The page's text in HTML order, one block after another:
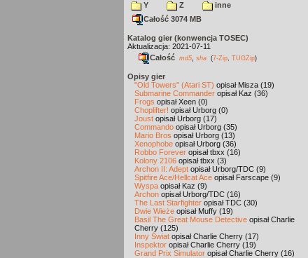
Y
Z
inne
Całość 3074 MB
Katalog gier (konwencja TOSEC)
Aktualizacja: 2021-07-11
Całość md5 sha (7-Zip TUGZip)
Opisy gier
"Old Towers" (Atari ST) opisał Misza (19)
Submarine Commander opisał Kaz (36)
Frogs opisał Xeen (0)
Choplifter! opisał Urborg (0)
Joust opisał Urborg (17)
Commando opisał Urborg (35)
Mario Bros opisał Urborg (13)
Xenophobe opisał Urborg (36)
Robbo Forever opisał tbxx (16)
Kolony 2106 opisał tbxx (3)
Archon II: Adept opisał Urborg/TDC (9)
Spitfire Ace/Hellcat Ace opisał Farscape (9)
Wyspa opisał Kaz (9)
Archon opisał Urborg/TDC (16)
The Last Starfighter opisał TDC (30)
Dwie Wieże opisał Muffy (19)
Basil The Great Mouse Detective opisał Charlie
Cherry (125)
Inny Świat opisał Charlie Cherry (17)
Inspektor opisał Charlie Cherry (19)
Grand Prix Simulator opisał Charlie Cherry (16)